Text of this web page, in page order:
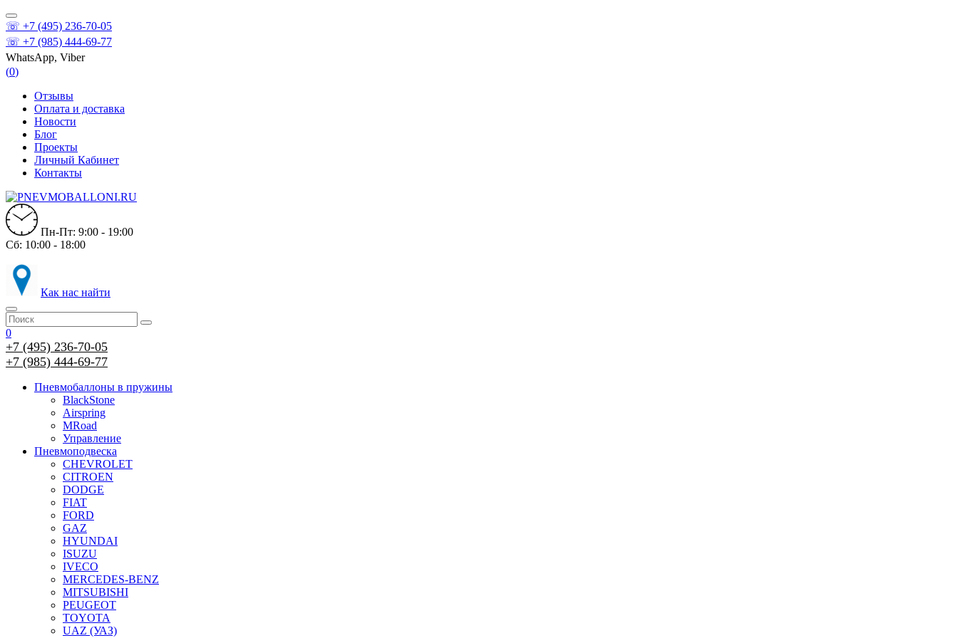
☏ +7 (495) 236-70-05
☏ +7 (985) 444-69-77
WhatsApp, Viber
(0)
Отзывы
Оплата и доставка
Новости
Блог
Проекты
Личный Кабинет
Контакты
Пн-Пт: 9:00 - 19:00
Сб: 10:00 - 18:00
Как нас найти
0
+7 (495) 236-70-05
+7 (985) 444-69-77
Пневмобаллоны в пружины
BlackStone
Airspring
MRoad
Управление
Пневмоподвеска
CHEVROLET
CITROEN
DODGE
FIAT
FORD
GAZ
HYUNDAI
ISUZU
IVECO
MERCEDES-BENZ
MITSUBISHI
PEUGEOT
TOYOTA
UAZ (УАЗ)